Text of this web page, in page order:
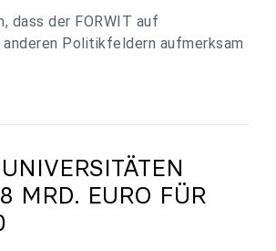
dass der FORWIT auf
Politikfeldern aufmerksam
Analyse: Wichtige Themen
MRD. EURO FÜR